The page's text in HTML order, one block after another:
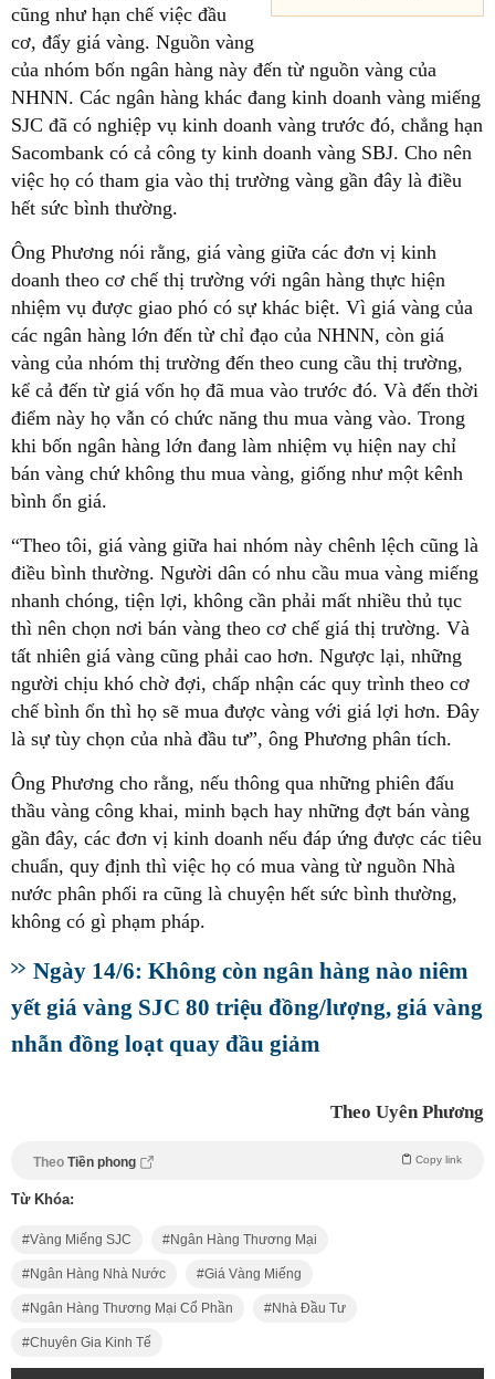
cũng như hạn chế việc đầu
cơ, đẩy giá vàng. Nguồn vàng
của nhóm bốn ngân hàng này đến từ nguồn vàng của
NHNN. Các ngân hàng khác đang kinh doanh vàng miếng
SJC đã có nghiệp vụ kinh doanh vàng trước đó, chẳng hạn
Sacombank có cả công ty kinh doanh vàng SBJ. Cho nên
việc họ có tham gia vào thị trường vàng gần đây là điều
hết sức bình thường.
Ông Phương nói rằng, giá vàng giữa các đơn vị kinh
doanh theo cơ chế thị trường với ngân hàng thực hiện
nhiệm vụ được giao phó có sự khác biệt. Vì giá vàng của
các ngân hàng lớn đến từ chỉ đạo của NHNN, còn giá
vàng của nhóm thị trường đến theo cung cầu thị trường,
kể cả đến từ giá vốn họ đã mua vào trước đó. Và đến thời
điểm này họ vẫn có chức năng thu mua vàng vào. Trong
khi bốn ngân hàng lớn đang làm nhiệm vụ hiện nay chỉ
bán vàng chứ không thu mua vàng, giống như một kênh
bình ổn giá.
“Theo tôi, giá vàng giữa hai nhóm này chênh lệch cũng là
điều bình thường. Người dân có nhu cầu mua vàng miếng
nhanh chóng, tiện lợi, không cần phải mất nhiều thủ tục
thì nên chọn nơi bán vàng theo cơ chế giá thị trường. Và
tất nhiên giá vàng cũng phải cao hơn. Ngược lại, những
người chịu khó chờ đợi, chấp nhận các quy trình theo cơ
chế bình ổn thì họ sẽ mua được vàng với giá lợi hơn. Đây
là sự tùy chọn của nhà đầu tư”, ông Phương phân tích.
Ông Phương cho rằng, nếu thông qua những phiên đấu
thầu vàng công khai, minh bạch hay những đợt bán vàng
gần đây, các đơn vị kinh doanh nếu đáp ứng được các tiêu
chuẩn, quy định thì việc họ có mua vàng từ nguồn Nhà
nước phân phối ra cũng là chuyện hết sức bình thường,
không có gì phạm pháp.
Ngày 14/6: Không còn ngân hàng nào niêm
yết giá vàng SJC 80 triệu đồng/lượng, giá vàng
nhẫn đồng loạt quay đầu giảm
Theo Uyên Phương
Theo Tiền phong Copy link
Từ Khóa:
Vàng Miếng SJC Ngân Hàng Thương Mại
Ngân Hàng Nhà Nước Giá Vàng Miếng
Ngân Hàng Thương Mại Cổ Phần Nhà Đầu Tư
Chuyên Gia Kinh Tế